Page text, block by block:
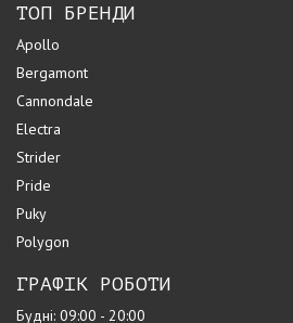
ТОП БРЕНДИ
Apollo
Bergamont
Cannondale
Electra
Strider
Pride
Puky
Polygon
ГРАФІК РОБОТИ
Будні: 09:00 - 20:00